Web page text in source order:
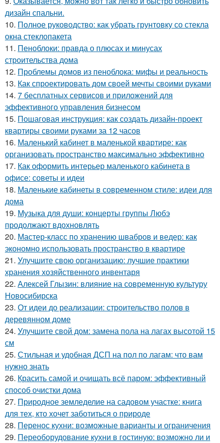
дизайн спальни.
10. Полное руководство: как убрать грунтовку со стекла
окна стеклопакета
11. Пеноблоки: правда о плюсах и минусах
строительства дома
12. Проблемы домов из пеноблока: мифы и реальность
13. Как спроектировать дом своей мечты своими руками
14. 7 бесплатных сервисов и приложений для
эффективного управления бизнесом
15. Пошаговая инструкция: как создать дизайн-проект
квартиры своими руками за 12 часов
16. Маленький кабинет в маленькой квартире: как
организовать пространство максимально эффективно
17. Как оформить интерьер маленького кабинета в
офисе: советы и идеи
18. Маленькие кабинеты в современном стиле: идеи для
дома
19. Музыка для души: концерты группы Любэ
продолжают вдохновлять
20. Мастер-класс по хранению швабров и ведер: как
экономно использовать пространство в квартире
21. Улучшите свою организацию: лучшие практики
хранения хозяйственного инвентаря
22. Алексей Глызин: влияние на современную культуру
Новосибирска
23. От идеи до реализации: строительство полов в
деревянном доме
24. Улучшите свой дом: замена пола на лагах высотой 15
см
25. Стильная и удобная ДСП на пол по лагам: что вам
нужно знать
26. Красить самой и очищать всё паром: эффективный
способ очистки дома
27. Природное земледелие на садовом участке: книга
для тех, кто хочет заботиться о природе
28. Перенос кухни: возможные варианты и ограничения
29. Переоборудование кухни в гостиную: возможно ли и